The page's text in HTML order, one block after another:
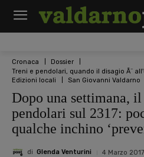
Cronaca
Dossier
Treni e pendolari, quando il disagio Ã¨
Edizioni locali
San Giovanni Valdarno
Dopo una settimana,
pendolari sul 2317:
qualche inchino
di Glenda Venturini 4 Marzo 2017